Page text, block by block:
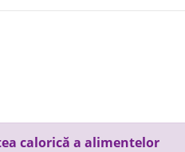
calorică a alimentelor